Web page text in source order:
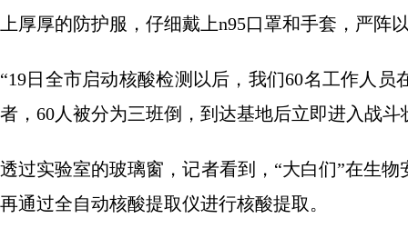
上厚厚的防护服，仔细戴上n95口罩和手套，严阵
“19日全市启动核酸检测以后，我们60名工作人
者，60人被分为三班倒，到达基地后立即进入战斗
透过实验室的玻璃窗，记者看到，“大白们”在生
再通过全自动核酸提取仪进行核酸提取。